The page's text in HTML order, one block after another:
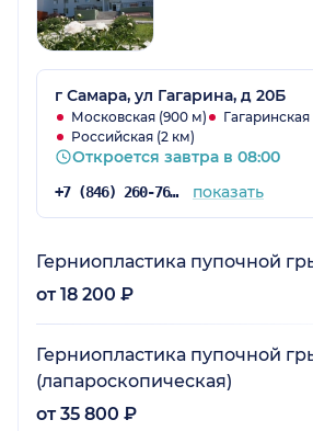
г Самара, ул Гагарина, д 20Б
Московская (900 м)
Гагаринская
Российская (2 км)
Откроется завтра в 08:00
+7 (846) 260-76-76 показать
Герниопластика пупочной
от 18 200 ₽
Герниопластика пупочной
(лапароскопическая)
от 35 800 ₽